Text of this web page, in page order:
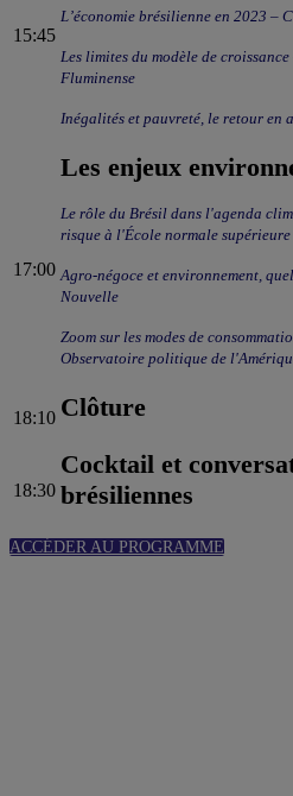
15:45
L’économie brésilienne en 2023
Les limites du modèle de
Fluminense
Inégalités et pauvreté, le retour
17:00
Les enjeux
Le rôle du Brésil dans l'agenda climatique international – Willy Ramos Delvalle, journaliste, doctorant en géopolitique du
risque à l'École normale
Agro-négoce et environnement, quelle réconciliation ? – Livia Kalil, doctorante en sciences politiques à l'Université Sorbonne
Nouvelle
Zoom sur les modes de consommation et de production durables – Laurie Servières, docteure en relations internationales,
Observatoire politique de
18:10 Clôture
18:30
Cocktail et
brésiliennes
ACCÉDER AU PROGRAMME